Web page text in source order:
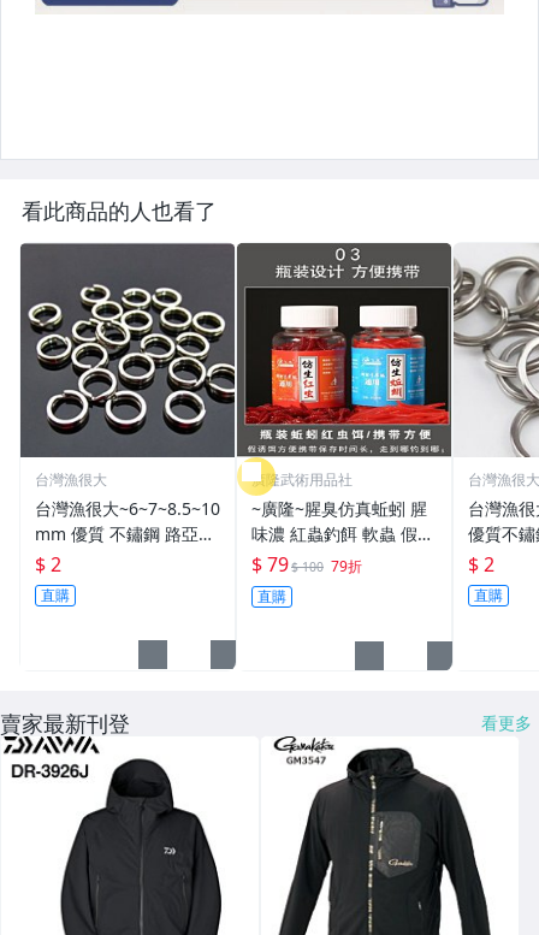
看此商品的人也看了
台灣漁很大
台灣漁很大~6~7~8.5~10
mm 優質 不鏽鋼 路亞環
S型開口 扁平 打扁 打平
$ 2
直購
廣隆武術用品社
~廣隆~腥臭仿真蚯蚓 腥
味濃 紅蟲釣餌 軟蟲 假蚯
蚓 海魚餌 紅蟲 路亞餌
假餌 誘餌 仿生餌 擬餌
路亞軟餌
$ 79$ 100 79折
直購
台灣漁很大
台灣漁
優質不
平 打扁 打平
雙環 路亞
路亞環
$ 2
直購
賣家最新刊登 看更多